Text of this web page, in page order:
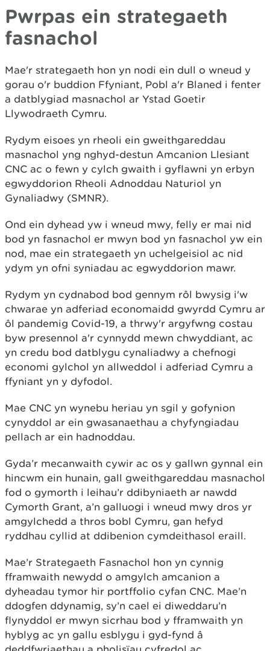
Pwrpas ein strategaeth
fasnachol
Mae'r strategaeth hon yn nodi ein dull o wneud y
gorau o'r buddion Ffyniant, Pobl a'r Blaned i fenter
a datblygiad masnachol ar Ystad Goetir
Llywodraeth Cymru.
Rydym eisoes yn rheoli ein gweithgareddau
masnachol yng nghyd-destun Amcanion Llesiant
CNC ac o fewn y cylch gwaith i gyflawni yn erbyn
egwyddorion Rheoli Adnoddau Naturiol yn
Gynaliadwy (SMNR).
Ond ein dyhead yw i wneud mwy, felly er mai nid
bod yn fasnachol er mwyn bod yn fasnachol yw ein
nod, mae ein strategaeth yn uchelgeisiol ac nid
ydym yn ofni syniadau ac egwyddorion mawr.
Rydym yn cydnabod bod gennym rôl bwysig i'w
chwarae yn adferiad economaidd gwyrdd Cymru ar
ôl pandemig Covid-19, a thrwy'r argyfwng costau
byw presennol a'r cynnydd mewn chwyddiant, ac
yn credu bod datblygu cynaliadwy a chefnogi
economi gylchol yn allweddol i adferiad Cymru a
ffyniant yn y dyfodol.
Mae CNC yn wynebu heriau yn sgil y gofynion
cynyddol ar ein gwasanaethau a chyfyngiadau
pellach ar ein hadnoddau.
Gyda’r mecanwaith cywir ac os y gallwn gynnal ein
hincwm ein hunain, gall gweithgareddau masnachol
fod o gymorth i leihau’r ddibyniaeth ar nawdd
Cymorth Grant, a’n galluogi i wneud mwy dros yr
amgylchedd a thros bobl Cymru, gan hefyd
ryddhau cyllid at ddibenion cymdeithasol eraill.
Mae’r Strategaeth Fasnachol hon yn cynnig
fframwaith newydd o amgylch amcanion a
dyheadau tymor hir portffolio cyfan CNC. Mae’n
ddogfen ddynamig, sy’n cael ei diweddaru’n
flynyddol er mwyn sicrhau bod y fframwaith yn
hyblyg ac yn gallu esblygu i gyd-fynd â